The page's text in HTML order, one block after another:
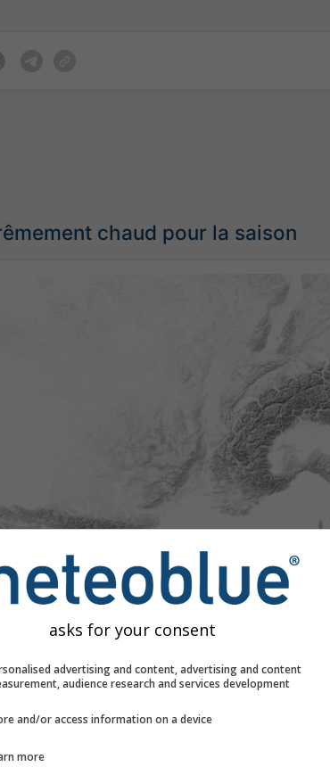
chaud pour la saison
asks for your consent
advertising and content, advertising and content
audience research and services development
and/or access information on a device
more